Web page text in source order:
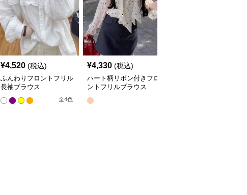
¥4,520 (税込)
ふんわりフロントフリル
長袖ブラウス
全4色
¥4,330 (税込)
ハート柄リボン付きフロ
ントフリルブラウス